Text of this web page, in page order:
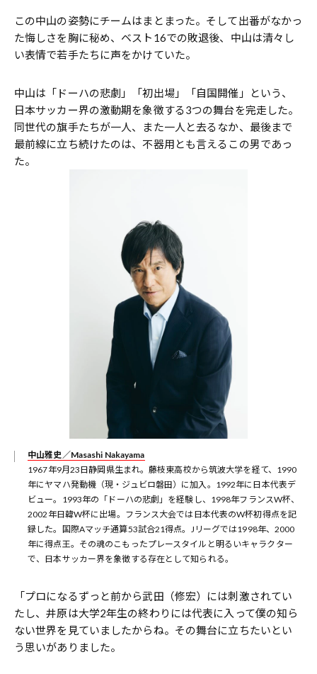
この中山の姿勢にチームはまとまった。そして出番がなかっ
た悔しさを胸に秘め、ベスト16での敗退後、中山は清々し
い表情で若手たちに声をかけていた。
中山は「ドーハの悲劇」「初出場」「自国開催」という、
日本サッカー界の激動期を象徴する3つの舞台を完走した。
同世代の旗手たちが一人、また一人と去るなか、最後まで
最前線に立ち続けたのは、不器用とも言えるこの男であっ
た。
中山雅史／Masashi Nakayama
1967年9月23日静岡県生まれ。藤枝東高校から筑波大学を経て、1990
年にヤマハ発動機（現・ジュビロ磐田）に加入。1992年に日本代表デ
ビュー。1993年の「ドーハの悲劇」を経験し、1998年フランスW杯、
2002年日韓W杯に出場。フランス大会では日本代表のW杯初得点を記
録した。国際Aマッチ通算53試合21得点。Jリーグでは1998年、2000
年に得点王。その魂のこもったプレースタイルと明るいキャラクター
で、日本サッカー界を象徴する存在として知られる。
「プロになるずっと前から武田（修宏）には刺激されてい
たし、井原は大学2年生の終わりには代表に入って僕の知ら
ない世界を見ていましたからね。その舞台に立ちたいとい
う思いがありました。